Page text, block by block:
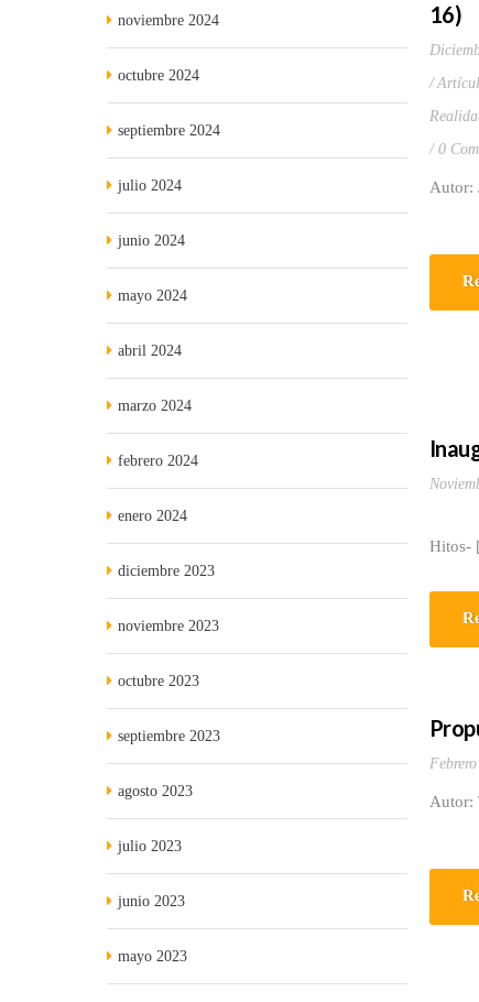
16)
0
Autor:
El
Hitos-
Autor:
noviembre 2024
octubre 2024
septiembre 2024
julio 2024
junio 2024
mayo 2024
abril 2024
marzo 2024
febrero 2024
enero 2024
diciembre 2023
noviembre 2023
octubre 2023
septiembre 2023
agosto 2023
julio 2023
junio 2023
mayo 2023